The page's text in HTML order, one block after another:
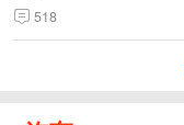
518